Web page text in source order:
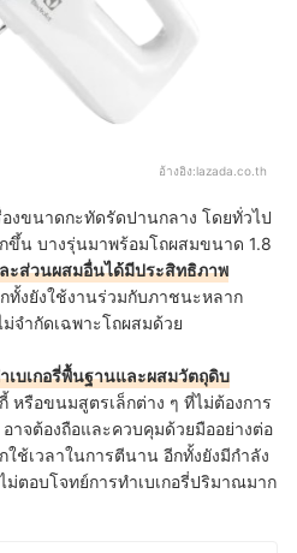
อ้างอิง:lazada.co.th
งขนาดกะทัดรัดปานกลาง โดยทั่วไป
ขึ้น บางรุ่นมาพร้อมโถผสมขนาด 1.8
ะส่วนผสมอื่นได้มีประสิทธิภาพ
ทั้งยังใช้งานร่วมกับภาชนะหลาก
จำกัดเฉพาะโถผสมด้วย
เบเกอรี่พื้นฐานและผสมวัตถุดิบ
หรือขนมสูตรเล็กต่าง ๆ ที่ไม่ต้องการ
าจต้องถือและควบคุมด้วยมืออย่างต่อ
ใช้เวลาในการตีนาน อีกทั้งยังมีกำลัง
ม่ตอบโจทย์การทำเบเกอรี่ปริมาณมาก